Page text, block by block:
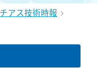
アス技術時報